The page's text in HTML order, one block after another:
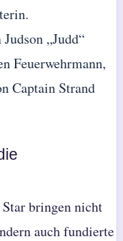
„Judd“
Feuerwehrmann,
Captain Strand
bringen nicht
auch fundierte